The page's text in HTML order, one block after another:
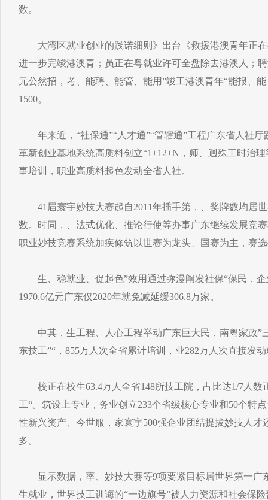
数。
大湾区就业创业的践诺细则》出台《救援港澳青年正在
进一步完竣港澳青；员正在粤就业许可全盘除去港澳人；
元公然招，考、能聘、能管、能用”竣工港澳青年“能报、
1500。
年来近，“社保通”“人才通”“管辖通”工程广东省人社厅
革新创业基地系统高质料创立“1+12+N，师、迥殊工时治
事培训，职业高质料起色发动全省人社。
41届寰宇妙技大赛起自2011年插手第，、奖牌数均居
数。时同，、法式优化、推论行使等办事广东继续发展竞
职业妙技竞赛系统加疾修筑以世赛为龙头、国赛为主，赛
生、稳就业、促起色”效用通过弥漫阐发社保“保民，企
1970.6亿元广东仅2020年就免减延缓306.8万家。
中其，生工程、人心工程举动广东巨大民，南粤家政”
东技工”“，855万人次全省累计培训，业282万人次直接发
校正在校生63.4万人全省148所技工院，占比达1/7人数
工“。筑设上专业，务业创立233个省级核心专业和50个特
性新兴资产、今世服，家寰宇500强企业团结提拔妙技人才
多。
显示数据，率、妙技大赛等9项要紧目标居世界第一广
生就业，世界技工训诲的“一边旗号”被人力资源和社会保